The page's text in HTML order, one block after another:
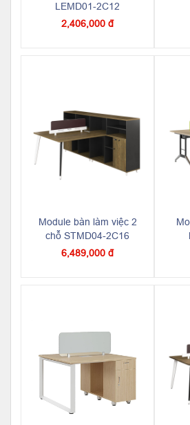
LEMD01-2C12
2,406,000 đ
Module bàn làm việc 2
chỗ STMD04-2C16
6,489,000 đ